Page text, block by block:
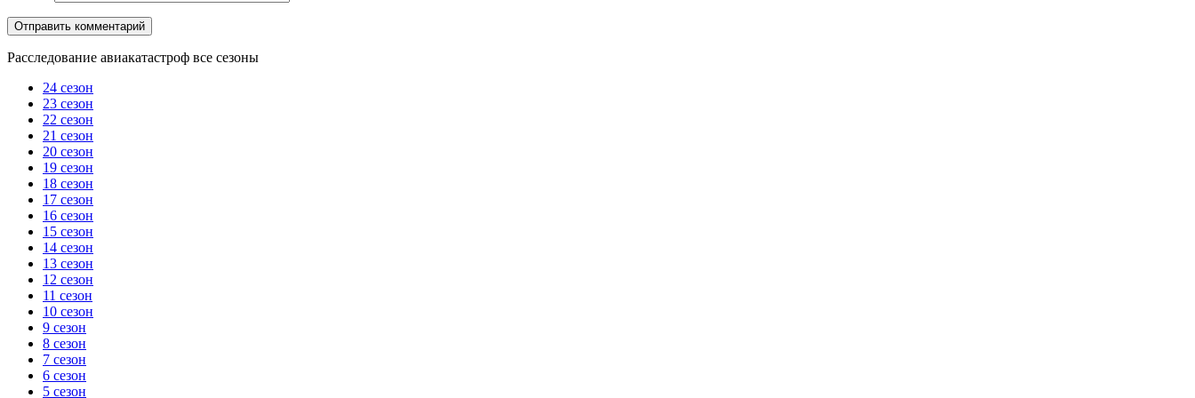
Расследование авиакатастроф все сезоны
24 сезон
23 сезон
22 сезон
21 сезон
20 сезон
19 сезон
18 сезон
17 сезон
16 сезон
15 сезон
14 сезон
13 сезон
12 сезон
11 сезон
10 сезон
9 сезон
8 сезон
7 сезон
6 сезон
5 сезон